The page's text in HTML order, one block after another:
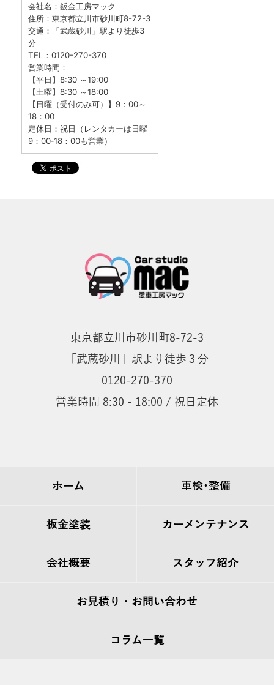
会社名：鈑金工房マック
住所：東京都立川市砂川町8-72-3
交通：「武蔵砂川」駅より徒歩3
分
TEL：0120-270-370
営業時間：
【平日】8:30 ～19:00
【土曜】8:30 ～18:00
【日曜（受付のみ可）】9：00～
18：00
定休日：祝日（レンタカーは日曜
9：00‐18：00も営業）
東京都立川市砂川町8-72-3
「武蔵砂川」駅より徒歩３分
0120-270-370
営業時間 8:30 - 18:00 / 祝日定休
ホーム 車検･整備
板金塗装 カーメンテナンス
会社概要 スタッフ紹介
お見積り・お問い合わせ
コラム一覧